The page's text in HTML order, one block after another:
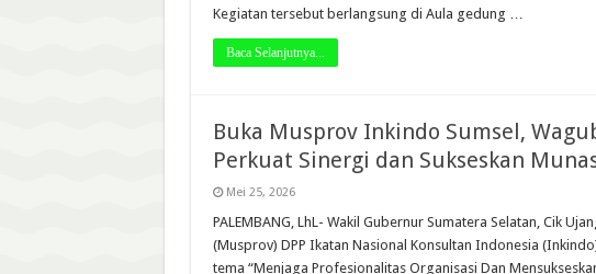
Kegiatan tersebut berlangsung di Aula gedung …
Baca Selanjutnya...
Buka Musprov Inkindo Sumsel,
Perkuat Sinergi dan Sukseskan
Mei 25, 2026
PALEMBANG, LhL- Wakil Gubernur Sumatera Selatan, Cik
(Musprov) DPP Ikatan Nasional Konsultan Indonesia
tema “Menjaga Profesionalitas Organisasi Dan